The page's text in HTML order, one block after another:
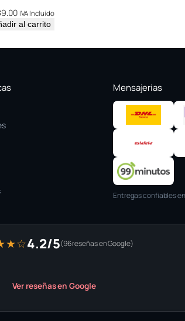
IVA Incluido
al carrito
Mensajerías
Entregas confiables
4.2/5(96 reseñas en Google)
Ver reseñas en Google